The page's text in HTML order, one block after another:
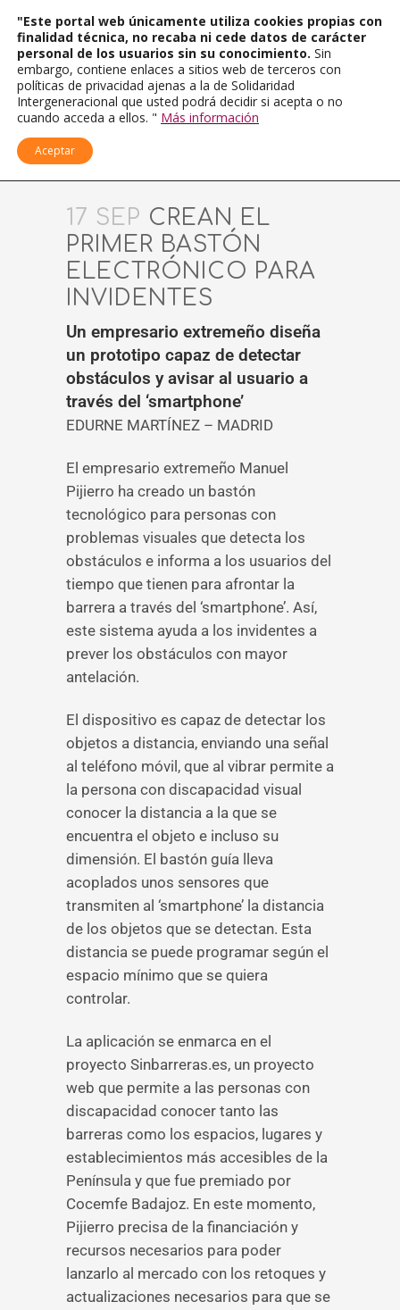
17 SEP CREAN EL
PRIMER BASTÓN
ELECTRÓNICO PARA
INVIDENTES
Un empresario extremeño diseña
un prototipo capaz de detectar
obstáculos y avisar al usuario a
través del ‘smartphone’
EDURNE MARTÍNEZ – MADRID
El empresario extremeño Manuel
Pijierro ha creado un bastón
tecnológico para personas con
problemas visuales que detecta los
obstáculos e informa a los usuarios del
tiempo que tienen para afrontar la
barrera a través del ‘smartphone’. Así,
este sistema ayuda a los invidentes a
prever los obstáculos con mayor
antelación.
El dispositivo es capaz de detectar los
objetos a distancia, enviando una señal
al teléfono móvil, que al vibrar permite a
la persona con discapacidad visual
conocer la distancia a la que se
encuentra el objeto e incluso su
dimensión. El bastón guía lleva
acoplados unos sensores que
transmiten al ‘smartphone’ la distancia
de los objetos que se detectan. Esta
distancia se puede programar según el
espacio mínimo que se quiera
controlar.
La aplicación se enmarca en el
proyecto Sinbarreras.es, un proyecto
web que permite a las personas con
discapacidad conocer tanto las
barreras como los espacios, lugares y
establecimientos más accesibles de la
Península y que fue premiado por
Cocemfe Badajoz. En este momento,
Pijierro precisa de la financiación y
recursos necesarios para poder
lanzarlo al mercado con los retoques y
actualizaciones necesarios para que se
"Este portal web únicamente utiliza cookies propias con
finalidad técnica, no recaba ni cede datos de carácter
personal de los usuarios sin su conocimiento. Sin
embargo, contiene enlaces a sitios web de terceros con
políticas de privacidad ajenas a la de Solidaridad
Intergeneracional que usted podrá decidir si acepta o no
cuando acceda a ellos. " Más información
Aceptar